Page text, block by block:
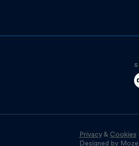
Privacy& Cookies
Designed by Moze